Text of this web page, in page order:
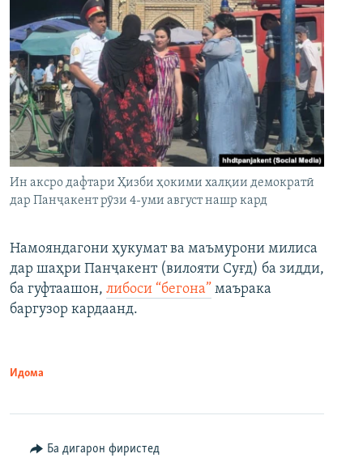
Ин аксро дафтари Ҳизби ҳокими халқии демократӣ
дар Панҷакент рӯзи 4-уми август нашр кард
Намояндагони ҳукумат ва маъмурони милиса
дар шаҳри Панҷакент (вилояти Суғд) ба зидди,
ба гуфтаашон, либоси “бегона” маърака
баргузор кардаанд.
Идома
Ба дигарон фиристед